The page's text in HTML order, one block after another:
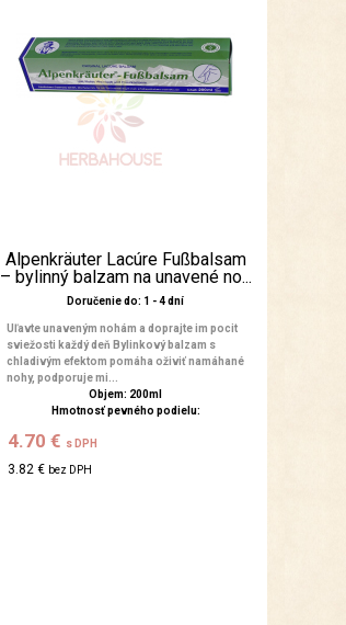
Alpenkräuter Lacúre Fußbalsam
– bylinný balzam na unavené no...
Doručenie do: 1 - 4 dní
Uľavte unaveným nohám a doprajte im pocit
sviežosti každý deň Bylinkový balzam s
chladivým efektom pomáha oživiť namáhané
nohy, podporuje mi...
Objem: 200ml
Hmotnosť pevného podielu:
4.70 € s DPH
3.82 € bez DPH